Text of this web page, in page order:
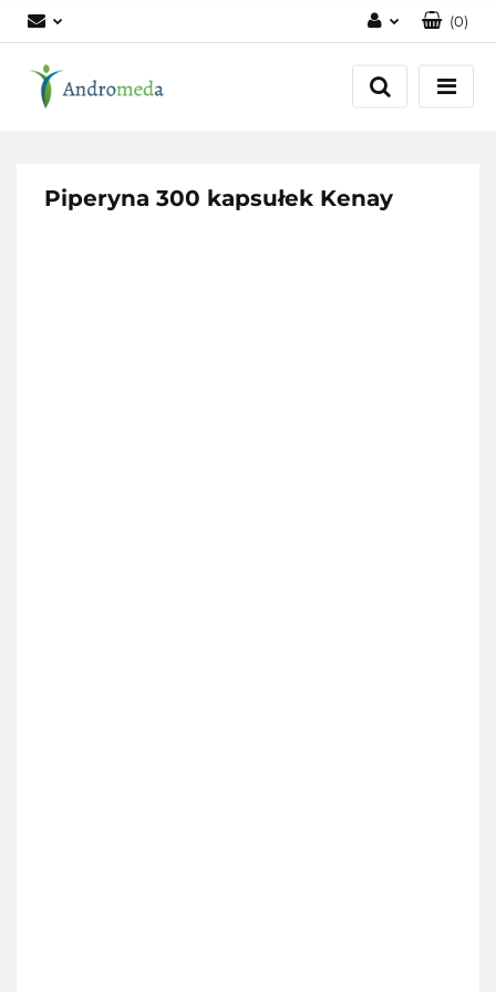
Zaloguj się
Zarejestruj się
(0)
Piperyna 300 kapsułek Kenay